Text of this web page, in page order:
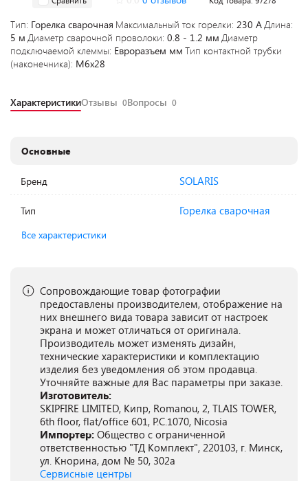
Тип: Горелка сварочная Максимальный ток горелки: 230 АДлина:
5 м Диаметр сварочной проволоки: 0.8 - 1.2 мм Диаметр
подключаемой клеммы: Евроразъем мм Тип контактной трубки
(наконечника): М6х28
ХарактеристикиОтзывы 0Вопросы 0
Основные
Бренд SOLARIS
Тип Горелка сварочная
Все характеристики
Сопровождающие товар фотографии
предоставлены производителем, отображение на
них внешнего вида товара зависит от настроек
экрана и может отличаться от оригинала.
Производитель может изменять дизайн,
технические характеристики и комплектацию
изделия без уведомления об этом продавца.
Уточняйте важные для Вас параметры при заказе.
Изготовитель:
SKIPFIRE LIMITED, Кипр, Romanou, 2, TLAIS TOWER,
6th floor, flat/office 601, P.C.1070, Nicosia
Импортер: Общество с ограниченной
ответственностью "ТД Комплект", 220103, г. Минск,
ул. Кнорина, дом № 50, 302а
Сервисные центры